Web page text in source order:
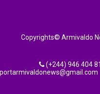
Copyrights© Armivaldo
(+244) 946 404